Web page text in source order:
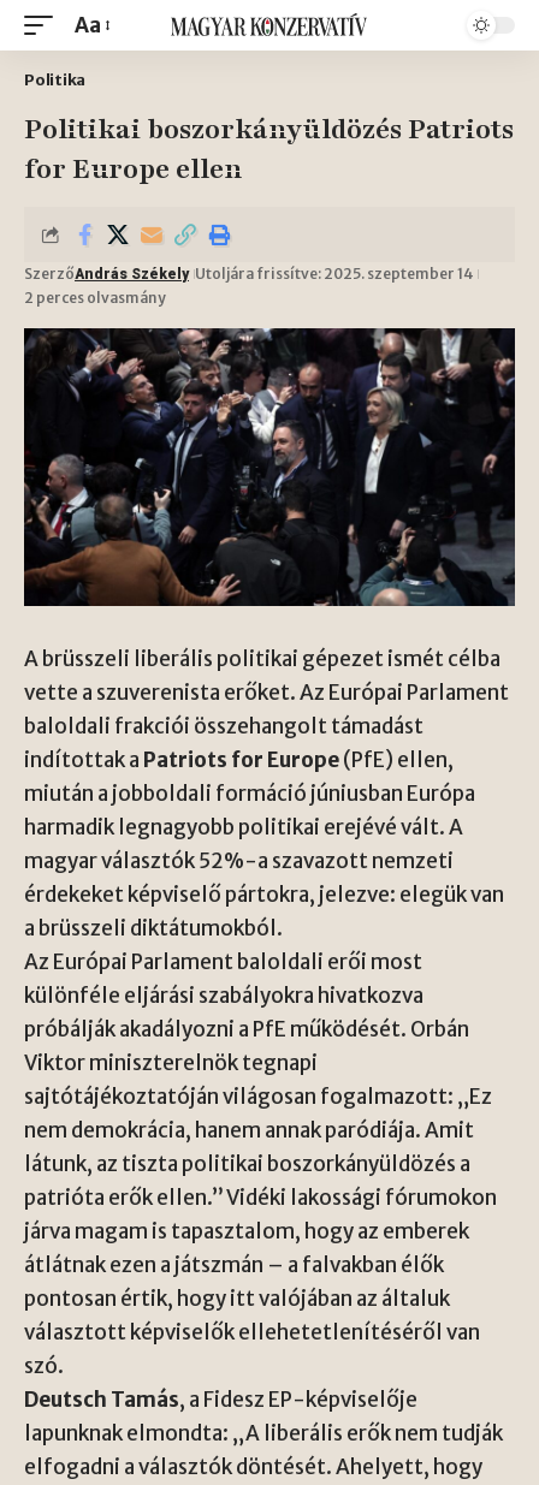
Aa
Politika
Politikai boszorkányüldözés Patriots
for Europe ellen
SzerzőAndrás Székely Utoljára frissítve: 2025. szeptember 14
2 perces olvasmány
A brüsszeli liberális politikai gépezet ismét célba
vette a szuverenista erőket. Az Európai Parlament
baloldali frakciói összehangolt támadást
indítottak a Patriots for Europe(PfE) ellen,
miután a jobboldali formáció júniusban Európa
harmadik legnagyobb politikai erejévé vált. A
magyar választók 52%-a szavazott nemzeti
érdekeket képviselő pártokra, jelezve: elegük van
a brüsszeli diktátumokból.
Az Európai Parlament baloldali erői most
különféle eljárási szabályokra hivatkozva
próbálják akadályozni a PfE működését. Orbán
Viktorminiszterelnök tegnapi
sajtótájékoztatóján világosan fogalmazott: „Ez
nem demokrácia, hanem annak paródiája. Amit
látunk, az tiszta politikai boszorkányüldözés a
patrióta erők ellen.” Vidéki lakossági fórumokon
járva magam is tapasztalom, hogy az emberek
átlátnak ezen a játszmán – a falvakban élők
pontosan értik, hogy itt valójában az általuk
választott képviselők ellehetetlenítéséről van
szó.
Deutsch Tamás, a Fidesz EP-képviselője
lapunknak elmondta: „A liberális erők nem tudják
elfogadni a választók döntését. Ahelyett, hogy